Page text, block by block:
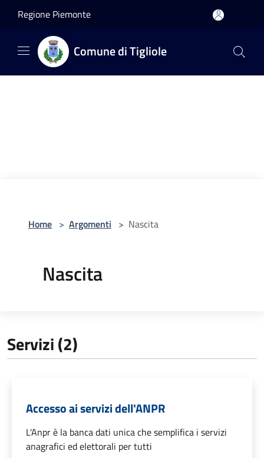
Regione Piemonte
Comune di Tigliole
Home > Argomenti > Nascita
Nascita
Servizi (2)
Accesso ai servizi dell'ANPR
L'Anpr è la banca dati unica che semplifica i servizi
anagrafici ed elettorali per tutti